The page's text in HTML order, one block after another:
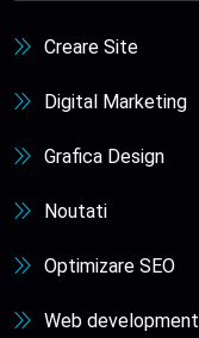
Creare Site
Digital Marketing
Grafica Design
Noutati
Optimizare SEO
Web development